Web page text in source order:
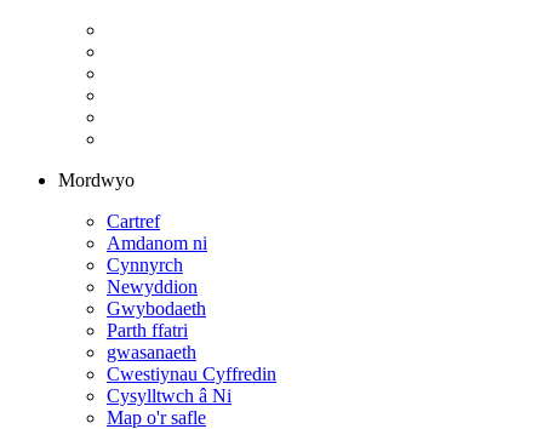
Mordwyo
Cartref
Amdanom ni
Cynnyrch
Newyddion
Gwybodaeth
Parth ffatri
gwasanaeth
Cwestiynau Cyffredin
Cysylltwch â Ni
Map o'r safle